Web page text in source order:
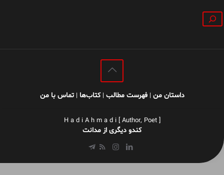
جستجو
داستان من |فهرست مطالب |کتاب‌ها |تماس با من
H a d i A h m a d i [ Author, Poet ]
کندو دیگری از مدانت